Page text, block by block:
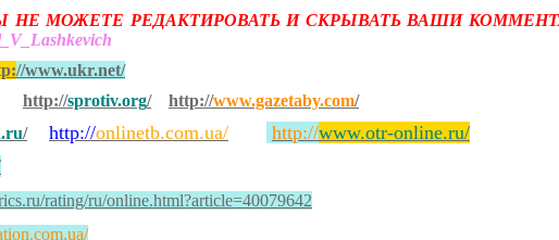
МОЖЕТЕ РЕДАКТИРОВАТЬ И СКРЫВАТЬ ВАШИ
//www.ukr.net/
http://sprotiv.org/ http://www.gazetaby.com/
/ http://onlinetb.com.ua/ http://www.otr-online.ru/
rating/ru/online.html?article=40079642